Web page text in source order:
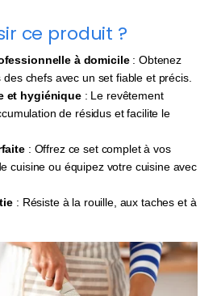
ce produit ?
à domicile: Obtenez
chefs avec un set fiable et précis.
et hygiénique: Le revêtement
de résidus et facilite le
: Offrez ce set complet à vos
cuisine ou équipez votre cuisine avec
: Résiste à la rouille, aux taches et à